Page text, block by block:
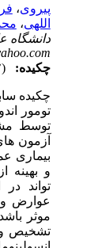
پیروی،
اللهی،
دانشگاه
چکیده:
چکیده
تومور
توسط
آزمون
بیماری
و بهینه
تواند
عوارض و
موثر